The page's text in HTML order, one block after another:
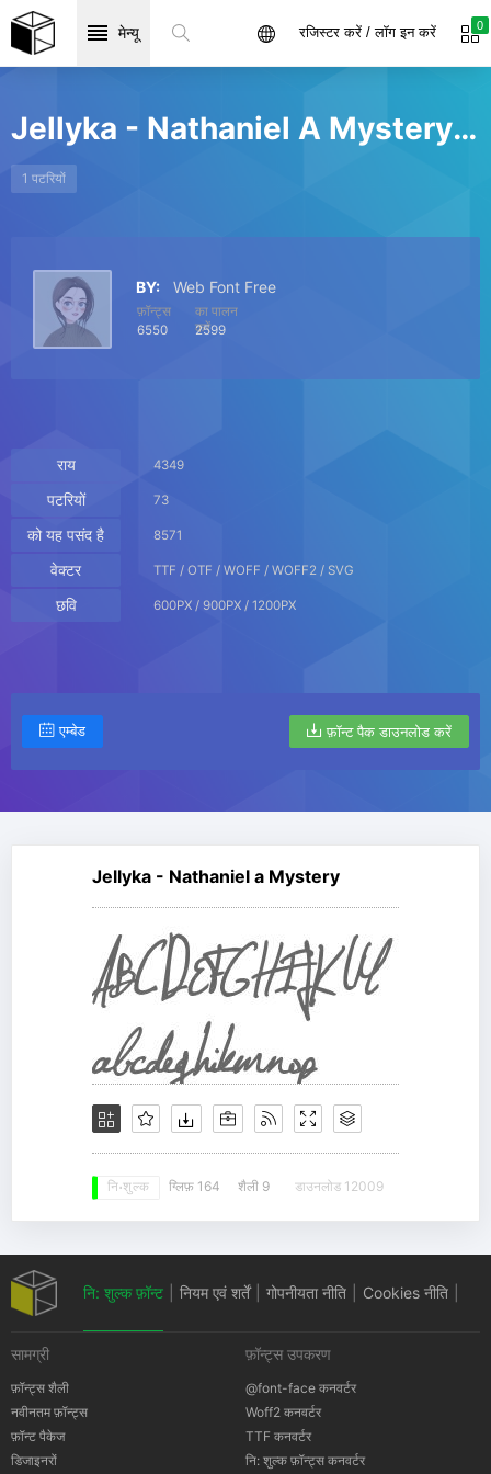
मेन्यू 0
रजिस्टर करें / लॉग इन करें
Jellyka - Nathaniel A Mystery
1 पटरियों
BY: Web Font Free
फ़ॉन्ट्स
6550
का पालन
करें
2599
राय 4349
पटरियों 73
को यह पसंद है 8571
वेक्टर TTF / OTF / WOFF / WOFF2 / SVG
छवि 600PX / 900PX / 1200PX
एम्बेड फ़ॉन्ट पैक डाउनलोड करें
Jellyka - Nathaniel a Mystery
नि: शुल्क ग्लिफ़ 164 शैली 9 डाउनलोड 12009
नि: शुल्क फ़ॉन्ट नियम एवं शर्तें गोपनीयता नीति Cookies नीति
सामग्री
फ़ॉन्ट्स शैली
नवीनतम फ़ॉन्ट्स
फ़ॉन्ट पैकेज
डिजाइनरों
फ़ॉन्ट्स उपकरण
@font-face कनवर्टर
Woff2 कनवर्टर
TTF कनवर्टर
नि: शुल्क फ़ॉन्ट्स कनवर्टर